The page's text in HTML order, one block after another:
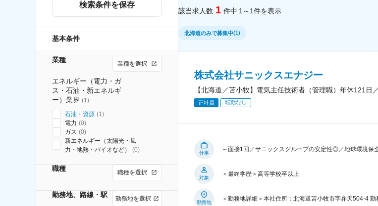
検索条件を保存
基本条件
業種 業種を選択
エネルギー（電力・ガ
ス・石油・新エネルギ
ー）業界 (1)
石油・資源 (1)
電力 (0)
ガス (0)
新エネルギー（太陽光・風
力・地熱・バイオなど）
(0)
職種 職種を選択
勤務地、路線・駅 勤務地を選択
該当求人数 1 件中 1～1件を表示
北海道のみで募集中(1)
株式会社サニックスエナジー
【北海道／苫小牧】電気主任技術者（管理職）年休121日
正社員 転勤なし
仕事
～面接1回／サニックスグループの安定性◎／地球環境
対象
＜最終学歴＞高等学校卒以上
勤務地
＜勤務地詳細＞本社住所：北海道苫小牧市字弁天504-4